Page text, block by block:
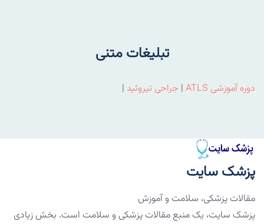
تبلیغات متنی
دوره آموزشی ATLS | جراحی تیروئید |
پزشک سایت
مقالات پزشکی، سلامت و آموزش
پزشک سایت، یک منبع مقالات پزشکی و سلامت است. بخش زیادی